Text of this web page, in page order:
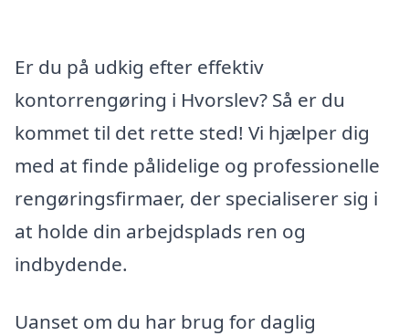
Er du på udkig efter effektiv
kontorrengøring i Hvorslev? Så er du
kommet til det rette sted! Vi hjælper dig
med at finde pålidelige og professionelle
rengøringsfirmaer, der specialiserer sig i
at holde din arbejdsplads ren og
indbydende.
Uanset om du har brug for daglig